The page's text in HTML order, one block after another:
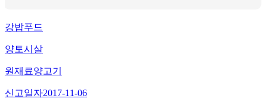
강밥푸드
양토시살
원재료양고기
신고일자2017-11-06